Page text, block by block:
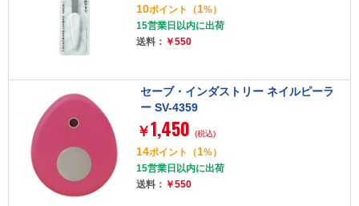
10ポイント （1%）
15営業日以内に出荷
送料： ￥550
セーブ・インダストリー ネイルピーラ
ー SV-4359
￥1,450 (税込)
14ポイント （1%）
15営業日以内に出荷
送料： ￥550